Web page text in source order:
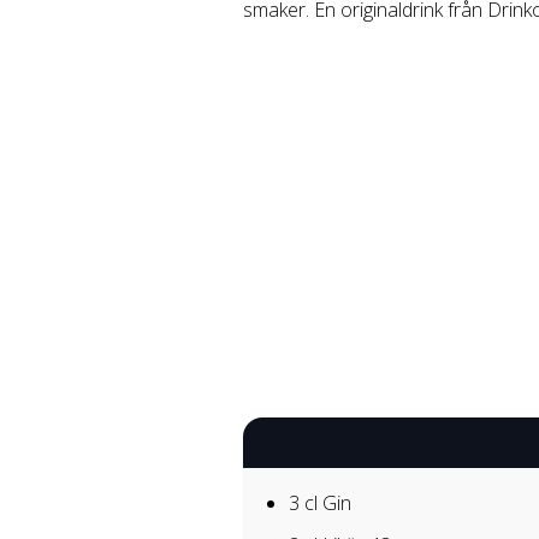
smaker. En originaldrink från
3 cl Gin